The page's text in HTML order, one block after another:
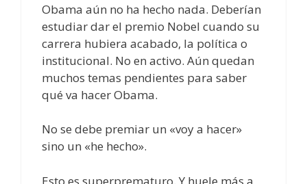
Obama aún no ha hecho nada. Deberían
estudiar dar el premio Nobel cuando su
carrera hubiera acabado, la política o
institucional. No en activo. Aún quedan
muchos temas pendientes para saber
qué va hacer Obama.
No se debe premiar un «voy a hacer»
sino un «he hecho».
Esto es superprematuro. Y huele más a